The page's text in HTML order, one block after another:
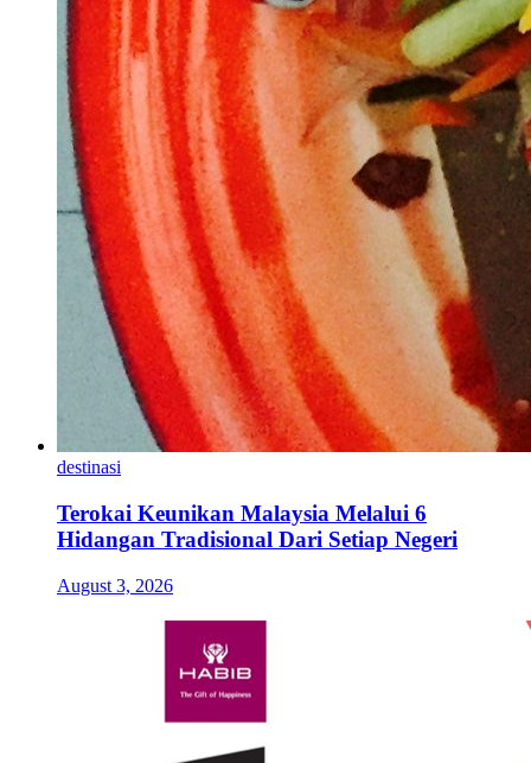
destinasi
Terokai Keunikan Malaysia Melalui 6
Hidangan Tradisional Dari Setiap Negeri
August 3, 2026